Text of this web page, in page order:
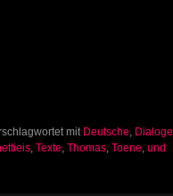
mit Deutsche, Dialoge
, Texte, Thomas, Toene, und